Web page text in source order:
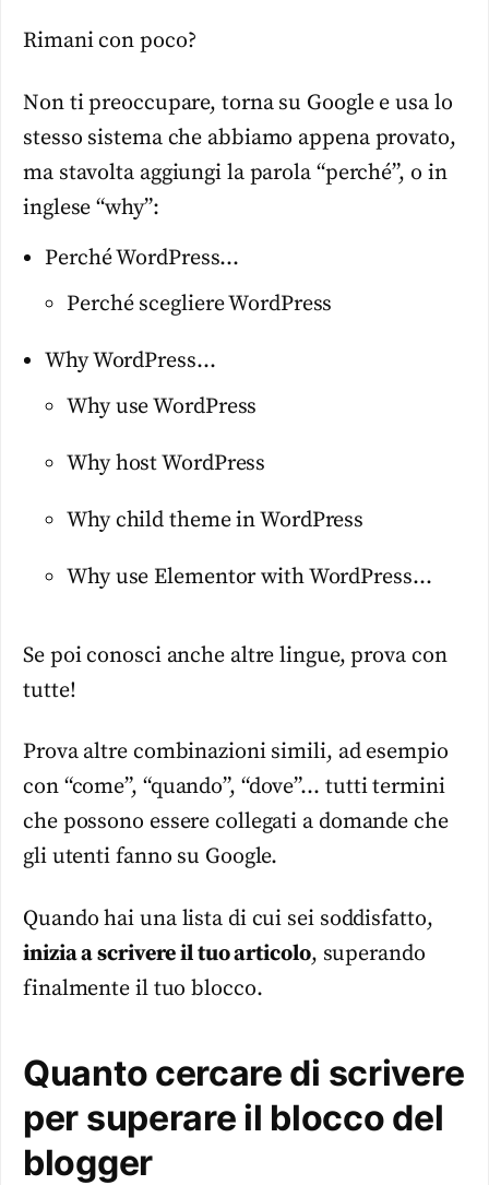
Rimani con poco?
Non ti preoccupare, torna su Google e usa lo
stesso sistema che abbiamo appena provato,
ma stavolta aggiungi la parola “perché”, o in
inglese “why”:
Perché WordPress…
Perché scegliere WordPress
Why WordPress…
Why use WordPress
Why host WordPress
Why child theme in WordPress
Why use Elementor with WordPress…
Se poi conosci anche altre lingue, prova con
tutte!
Prova altre combinazioni simili, ad esempio
con “come”, “quando”, “dove”… tutti termini
che possono essere collegati a domande che
gli utenti fanno su Google.
Quando hai una lista di cui sei soddisfatto,
inizia a scrivere il tuo articolo, superando
finalmente il tuo blocco.
Quanto cercare di scrivere
per superare il blocco del
blogger